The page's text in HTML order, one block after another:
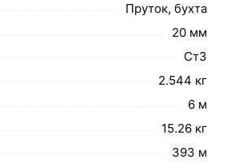
Пруток, бухта
20 мм
Ст3
2.544 кг
6 м
15.26 кг
393 м